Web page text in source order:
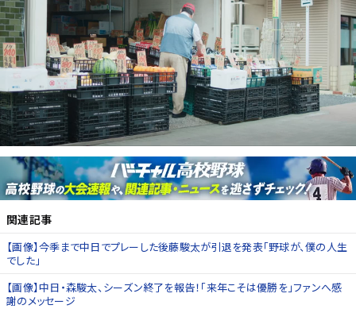
関連記事
【画像】今季まで中日でプレーした後藤駿太が引退を発表「野球が、僕の人生
でした」
【画像】中日・森駿太、シーズン終了を報告！「来年こそは優勝を」ファンへ感
謝のメッセージ